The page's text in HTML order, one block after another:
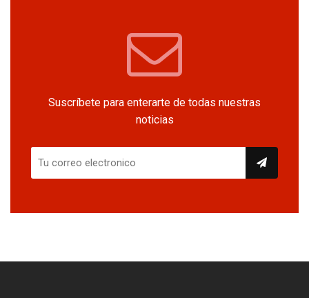
Suscríbete para enterarte de todas nuestras
noticias